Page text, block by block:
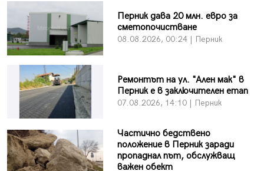
Перник дава 20 млн. евро за
сметопочистване
08.08.2026, 00:24 | Перник
Ремонтът на ул. "Ален мак" в
Перник е в заключителен етап
07.08.2026, 14:10 | Перник
Частично бедствено
положение в Перник заради
пропаднал път, обслужващ
важен обект